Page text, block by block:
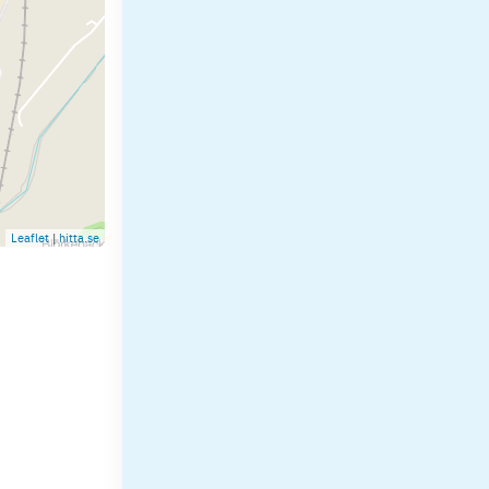
Leaflet | hitta.se